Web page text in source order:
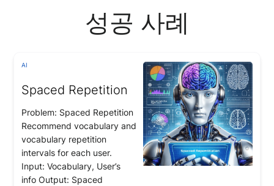
성공 사례
AI
Spaced Repetition
Problem: Spaced Repetition
Recommend vocabulary and
vocabulary repetition
intervals for each user.
Input: Vocabulary, User’s
info Output: Spaced